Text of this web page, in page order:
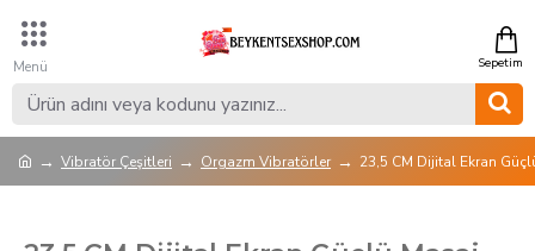
Vibratör Çeşitleri Orgazm Vibratörler 23,5 CM Dijital Ekran